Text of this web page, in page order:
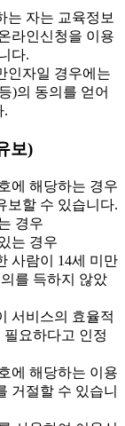
자는 교육정보
라인신청을 이용
다.
인자일 경우에는
)의 동의를 얻어
.
보)
에 해당하는 경우
보할 수 있습니다.
경우
는 경우
사람이 14세 미만
를 득하지 않았
서비스의 효율적
요하다고 인정
에 해당하는 이용
거절할 수 있습니